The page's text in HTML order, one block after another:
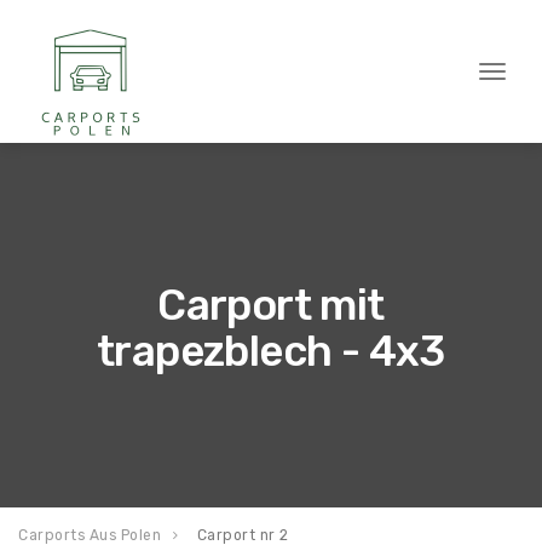
Toggle
Carport mit
trapezblech - 4x3
Carports Aus Polen Carport nr 2